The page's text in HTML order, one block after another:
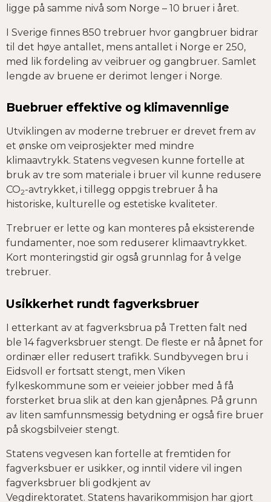
ligge på samme nivå som Norge – 10 bruer i året.
I Sverige finnes 850 trebruer hvor gangbruer bidrar
til det høye antallet, mens antallet i Norge er 250,
med lik fordeling av veibruer og gangbruer. Samlet
lengde av bruene er derimot lenger i Norge.
Buebruer effektive og klimavennlige
Utviklingen av moderne trebruer er drevet frem av
et ønske om veiprosjekter med mindre
klimaavtrykk. Statens vegvesen kunne fortelle at
bruk av tre som materiale i bruer vil kunne redusere
CO2-avtrykket, i tillegg oppgis trebruer å ha
historiske, kulturelle og estetiske kvaliteter.
Trebruer er lette og kan monteres på eksisterende
fundamenter, noe som reduserer klimaavtrykket.
Kort monteringstid gir også grunnlag for å velge
trebruer.
Usikkerhet rundt fagverksbruer
I etterkant av at fagverksbrua på Tretten falt ned
ble 14 fagverksbruer stengt. De fleste er nå åpnet for
ordinær eller redusert trafikk. Sundbyvegen bru i
Eidsvoll er fortsatt stengt, men Viken
fylkeskommune som er veieier jobber med å få
forsterket brua slik at den kan gjenåpnes. På grunn
av liten samfunnsmessig betydning er også fire bruer
på skogsbilveier stengt.
Statens vegvesen kan fortelle at fremtiden for
fagverksbuer er usikker, og inntil videre vil ingen
fagverksbruer bli godkjent av
Vegdirektoratet. Statens havarikommisjon har gjort